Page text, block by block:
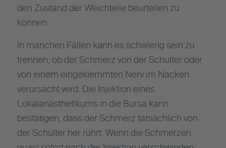
den Zustand der Weichteile beurteilen zu
können.
In manchen Fällen kann es schwierig sein zu
trennen, ob der Schmerz von der Schulter oder
von einem eingeklemmten Nerv im Nacken
verursacht wird. Die Injektion eines
Lokalanästhetikums in die Bursa kann
bestätigen, dass der Schmerz tatsächlich von
der Schulter her rührt. Wenn die Schmerzen